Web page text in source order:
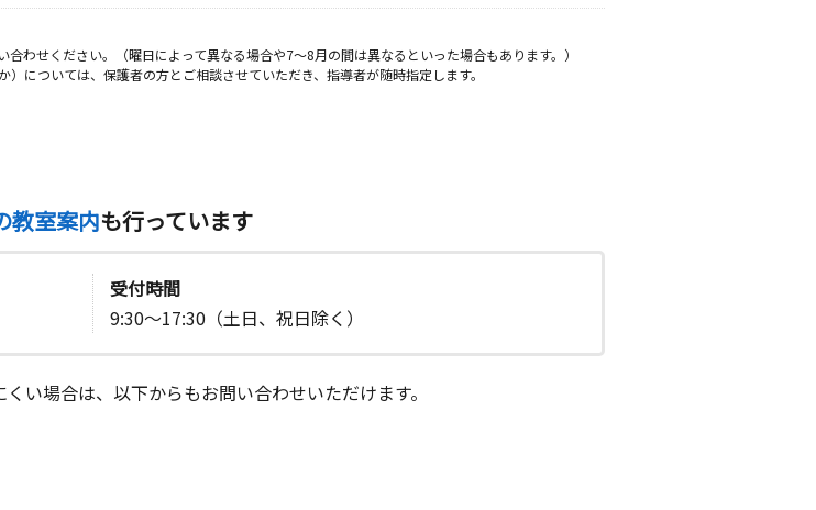
わせください。（曜日によって異なる場合や7～8月の間は異なるといった場合もあります。）
については、保護者の方とご相談させていただき、指導者が随時指定します。
教室案内も行っています
受付時間
9:30～17:30（土日、祝日除く）
い場合は、以下からもお問い合わせいただけます。